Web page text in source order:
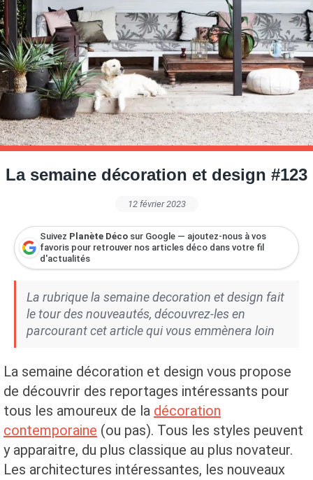
Tendance
Interieurs Scandinaves
La Décoration Selon Votre Signe Astrologique
Les Trouvailles Déco Du Jour
Loft
Maison Appartement Écologique
Maison Container/container House
Maison D'hôtes
Maison Et Appartement Vintage
On Décode La Déco
Petite Surface
Piscine Question De Style
Renovation
Revue De Week End
Tiny House
La semaine décoration et design #123
12 février 2023
Suivez Planète Déco sur Google — ajoutez-nous à vos
favoris pour retrouver nos articles déco dans votre fil
d'actualités
La rubrique la semaine decoration et design fait
le tour des nouveautés, découvrez-les en
parcourant cet article qui vous emmènera loin
La semaine décoration et design vous propose
de découvrir des reportages intéressants pour
tous les amoureux de la décoration
contemporaine (ou pas). Tous les styles peuvent
y apparaitre, du plus classique au plus novateur.
Les architectures intéressantes, les nouveaux